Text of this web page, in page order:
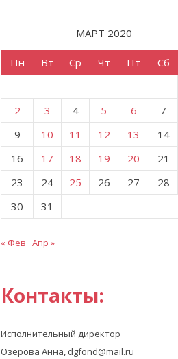
МАРТ 2020
Пн Вт Ср Чт Пт Сб
2
3 4 5 6 7
9
10 11 12 13 14
16
17 18 19 20 21
23
24 25 26 27 28
30
31
« Фев Апр »
Контакты:
Исполнительный директор
Озерова Анна, dgfond@mail.ru